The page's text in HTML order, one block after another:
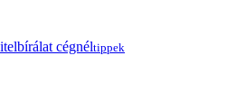
cégnéltippek